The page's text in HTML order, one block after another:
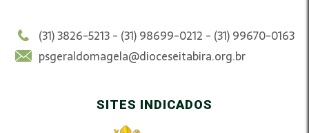
(31) 3826-5213 - (31) 98699-0212 - (31) 99670-0163
psgeraldomagela@dioceseitabira.org.br
SITES INDICADOS